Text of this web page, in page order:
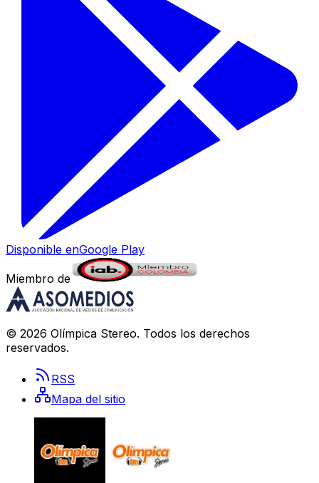
Disponible enGoogle Play
Miembro de
© 2026 Olímpica Stereo. Todos los derechos
reservados.
RSS
Mapa del sitio